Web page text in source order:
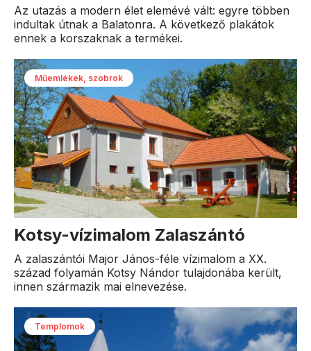
Az utazás a modern élet elemévé vált: egyre többen
indultak útnak a Balatonra. A következő plakátok
ennek a korszaknak a termékei.
Műemlékek, szobrok
Kotsy-vízimalom Zalaszántó
A zalaszántói Major János-féle vízimalom a XX.
század folyamán Kotsy Nándor tulajdonába került,
innen származik mai elnevezése.
Templomok